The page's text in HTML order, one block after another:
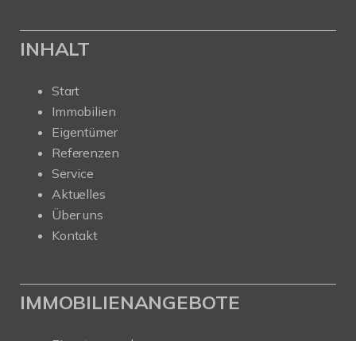
INHALT
Start
Immobilien
Eigentümer
Referenzen
Service
Aktuelles
Über uns
Kontakt
IMMOBILIENANGEBOTE